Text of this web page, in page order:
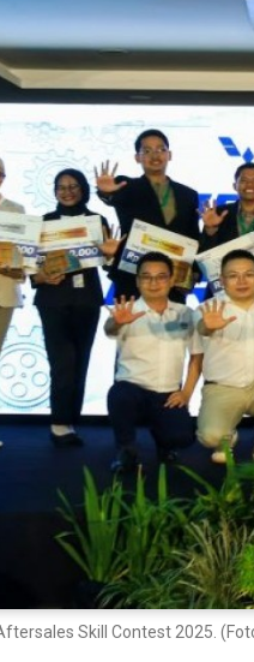
Skill Contest 2025.